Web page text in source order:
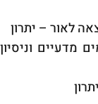
לאור – יתרון
מדעיים וניסיון